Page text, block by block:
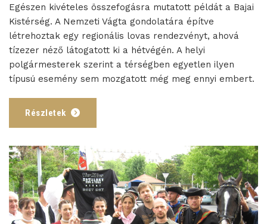
Egészen kivételes összefogásra mutatott példát a Bajai
Kistérség. A Nemzeti Vágta gondolatára építve
létrehoztak egy regionális lovas rendezvényt, ahová
tízezer néző látogatott ki a hétvégén. A helyi
polgármesterek szerint a térségben egyetlen ilyen
típusú esemény sem mozgatott még meg ennyi embert.
Részletek